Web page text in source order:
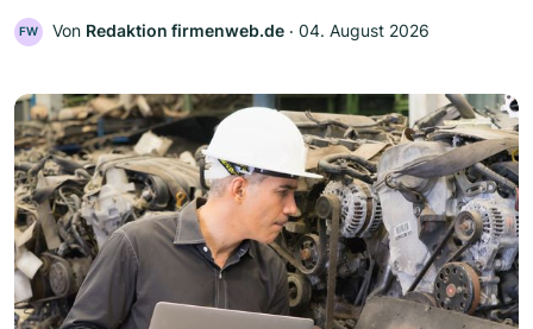
FW Von Redaktion firmenweb.de ‧ 04. August 2026